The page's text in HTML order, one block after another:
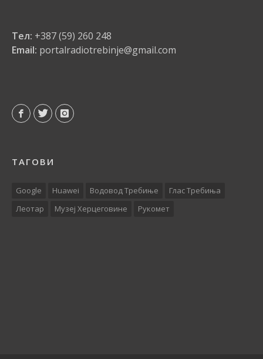
Тел: +387 (59) 260 248
Email: portalradiotrebinje@gmail.com
ТАГОВИ
Google Huawei Водовод Требиње
Глас Требиња
Леотар
Музеј Херцеговине Рукомет